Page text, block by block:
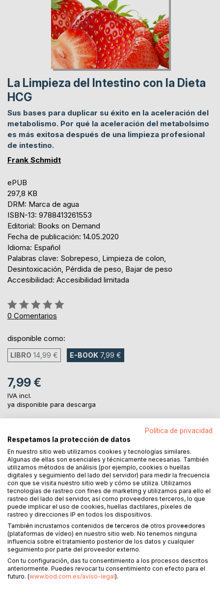
La Limpieza del Intestino con la Dieta
HCG
Sus bases para duplicar su éxito en la aceleración del
metabolismo. Por qué la aceleración del metabolsimo
es más exitosa después de una limpieza profesional
de intestino.
Frank Schmidt
ePUB
297,8 KB
DRM: Marca de agua
ISBN-13: 9788413261553
Editorial: Books on Demand
Fecha de publicación: 14.05.2020
Idioma: Español
Palabras clave: Sobrepeso, Limpieza de colon,
Desintoxicación, Pérdida de peso, Bajar de peso
Accesibilidad: Accesibilidad limitada
Rating:
0%
0 Comentarios
disponible como:
LIBRO 14,99 € E-BOOK 7,99 €
7,99 €
IVA incl.
ya disponible para descarga
AL CARRITO
Añadir a lista de deseo
Haz una reseña
DESCRIPCIÓN
¿Había escuchado antes de la cura del metabolismo
Política de privacidad
Respetamos la protección de datos
En nuestro sitio web utilizamos cookies y tecnologías similares.
Algunas de ellas son esenciales y técnicamente necesarias. También
utilizamos métodos de análisis (por ejemplo, cookies o huellas
digitales y seguimiento del lado del servidor) para medir la frecuencia
con que se visita nuestro sitio web y cómo se utiliza. Utilizamos
tecnologías de rastreo con fines de marketing y utilizamos para ello el
rastreo del lado del servidor, así como proveedores terceros, lo que
puede implicar el uso de cookies, huellas dactilares, píxeles de
rastreo y direcciones IP en todos los dispositivos.
También incrustamos contenidos de terceros de otros proveedores
(plataformas de vídeo) en nuestro sitio web. No tenemos ninguna
influencia sobre el tratamiento posterior de los datos y cualquier
seguimiento por parte del proveedor externo.
Con tu configuración, das tu consentimiento a los procesos descritos
anteriormente. Puedes revocar tu consentimiento con efecto para el
futuro. (www.bod.com.es/aviso-legal).